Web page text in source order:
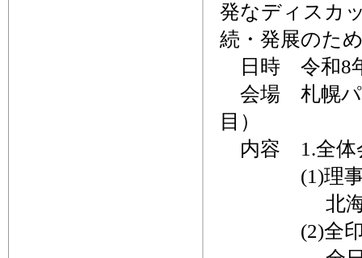
発なディスカ
続・発展のた
日時 令和8年
会場 札幌パ
目）
内容 1.全体
(1)理
北海道印
(2)全印工